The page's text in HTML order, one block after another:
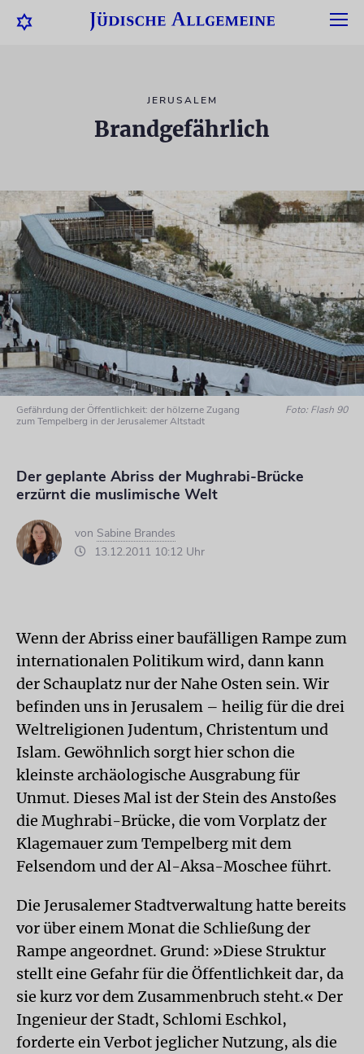
JERUSALEM
Brandgefährlich
Gefährdung der Öffentlichkeit: der hölzerne Zugang
zum Tempelberg in der Jerusalemer Altstadt
Foto: Flash 90
Der geplante Abriss der Mughrabi-Brücke
erzürnt die muslimische Welt
von Sabine Brandes
13.12.2011 10:12 Uhr
Wenn der Abriss einer baufälligen Rampe zum
internationalen Politikum wird, dann kann
der Schauplatz nur der Nahe Osten sein. Wir
befinden uns in Jerusalem – heilig für die drei
Weltreligionen Judentum, Christentum und
Islam. Gewöhnlich sorgt hier schon die
kleinste archäologische Ausgrabung für
Unmut. Dieses Mal ist der Stein des Anstoßes
die Mughrabi-Brücke, die vom Vorplatz der
Klagemauer zum Tempelberg mit dem
Felsendom und der Al-Aksa-Moschee führt.
Die Jerusalemer Stadtverwaltung hatte bereits
vor über einem Monat die Schließung der
Rampe angeordnet. Grund: »Diese Struktur
stellt eine Gefahr für die Öffentlichkeit dar, da
sie kurz vor dem Zusammenbruch steht.« Der
Ingenieur der Stadt, Schlomi Eschkol,
forderte ein Verbot jeglicher Nutzung, als die